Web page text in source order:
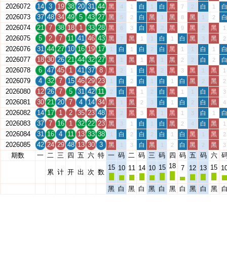
2026072 14 3 19 38 20 31 44 黑 4 1 白 1 白 黑 7 2 白 1 白
2026073 37 48 34 49 5 43 27 黑 5 2 白 黑 1 黑 8 黑 1 2 白
2026074 21 7 38 18 1 33 28 黑 6 3 白 黑 2 黑 9 黑 2 黑 1
2026075 5 2 7 11 41 46 43 黑 7 黑 1 1 白 1 白 黑 3 黑 2
2026076 31 44 27 10 16 19 17 1 白 1 白 2 白 黑 1 1 白 1 白
2026077 18 30 26 21 44 32 27 黑 1 黑 1 黑 1 黑 2 2 白 2 白
2026078 6 47 45 1 41 37 8 黑 2 1 白 黑 2 黑 3 黑 1 黑 1
2026079 4 32 7 15 46 29 23 1 白 2 白 1 白 1 白 黑 2 黑 2
2026080 12 26 7 5 31 42 11 2 白 黑 1 2 白 黑 1 1 白 黑 3
2026081 30 21 20 7 4 14 34 黑 1 黑 2 3 白 1 白 2 白 黑 4
2026082 14 17 1 2 35 23 48 黑 2 黑 3 黑 1 黑 1 3 白 1 白
2026083 37 7 16 1 32 22 23 黑 3 1 白 1 白 黑 2 4 白 黑 1
2026084 31 16 4 11 13 33 38 1 白 2 白 2 白 1 白 黑 1 黑 2
2026085 42 24 29 48 13 30 3 黑 1 3 白 黑 1 2 白 黑 2 黑 3
期数 一 二 三 四 五 六 特 一 码 二 码 三 码 四 码 五 码 六
累 计 开 出 次 数
15 10 11 14 10 15 18 7 12 13 15
黑 白 黑 白 黑 白 黑 白 黑 白 黑